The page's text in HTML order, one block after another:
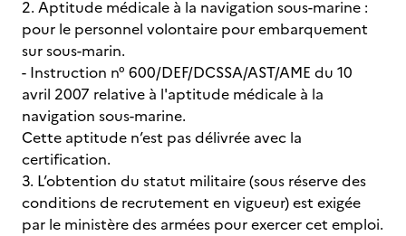
2. Aptitude médicale à la navigation sous-marine :
pour le personnel volontaire pour embarquement
sur sous-marin.
- Instruction n° 600/DEF/DCSSA/AST/AME du 10
avril 2007 relative à l'aptitude médicale à la
navigation sous-marine.
Cette aptitude n’est pas délivrée avec la
certification.
3. L’obtention du statut militaire (sous réserve des
conditions de recrutement en vigueur) est exigée
par le ministère des armées pour exercer cet emploi.